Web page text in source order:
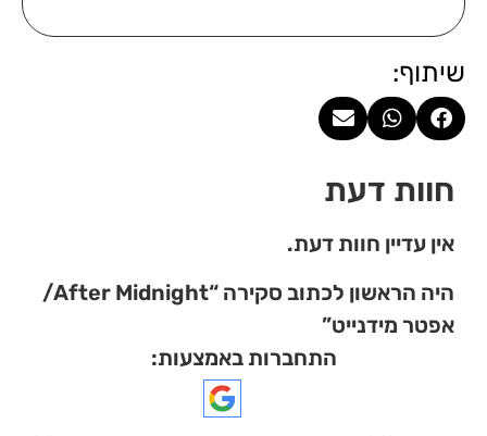
שיתוף:
חוות דעת
אין עדיין חוות דעת.
היה הראשון לכתוב סקירה “After Midnight/
אפטר מידנייט”
התחברות באמצעות: